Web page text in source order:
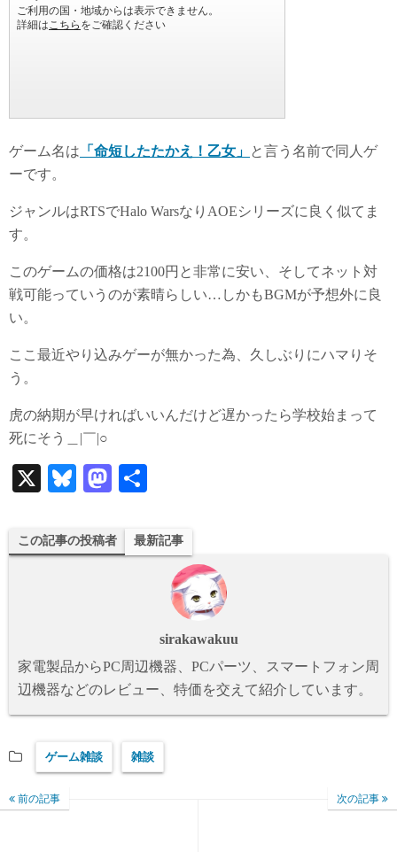
ゲーム名は 「命短したたかえ！乙女」 と言う名前で同人ゲ
ーです。
ジャンルはRTSでHalo WarsなりAOEシリーズに良く似てま
す。
このゲームの価格は2100円と非常に安い、そしてネット対
戦可能っていうのが素晴らしい…しかもBGMが予想外に良
い。
ここ最近やり込みゲーが無かった為、久しぶりにハマりそ
う。
虎の納期が早ければいいんだけど遅かったら学校始まって
死にそう＿|￣|○
X
Bl
sk
y
M
to
do
この記事の投稿者 最新記事
sirakawakuu
家電製品からPC周辺機器、PCパーツ、スマートフォン周
辺機器などのレビュー、特価を交えて紹介しています。
ゲーム雑談 雑談
前の記事 次の記事